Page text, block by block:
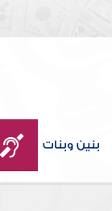
بنين وبنات